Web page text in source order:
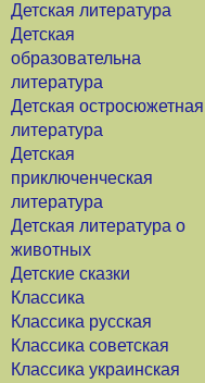
Детская литература
Детская
образовательна
литература
Детская остросюжетная
литература
Детская
приключенческая
литература
Детская литература о
животных
Детские сказки
Классика
Классика русская
Классика советская
Классика украинская